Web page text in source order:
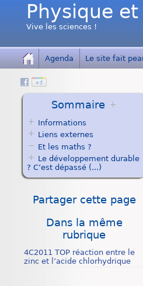
Physique
Vive les sciences !
Agenda Le site fait
Sommaire
Informations
Liens externes
Et les maths ?
Le développement durable
? C’est dépassé (...)
Partager cette page
Dans la même
rubrique
4C2011 TOP réaction entre le
zinc et l’acide chlorhydrique